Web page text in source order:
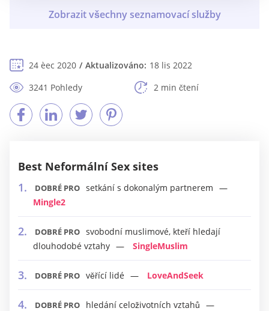
24 èec 2020 Aktualizováno: 18 lis 2022
3241 Pohledy
2 min čtení
Best Neformální Sex sites
DOBRÉ PRO setkání s dokonalým partnerem
Mingle2
DOBRÉ PRO svobodní muslimové, kteří hledají
dlouhodobé vztahy
SingleMuslim
DOBRÉ PRO věřící lidé LoveAndSeek
DOBRÉ PRO
hledání celoživotních vztahů